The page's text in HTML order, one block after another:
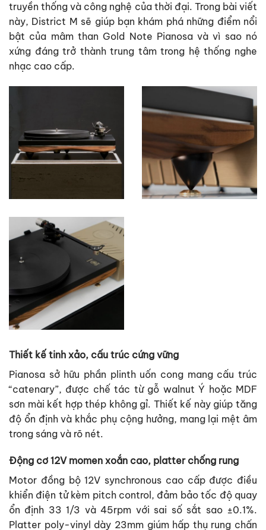
truyền thống và công nghệ của thời đại. Trong bài viết
này, District M sẽ giúp bạn khám phá những điểm nổi
bật của mâm than Gold Note Pianosa và vì sao nó
xứng đáng trở thành trung tâm trong hệ thống nghe
nhạc cao cấp.
Thiết kế tinh xảo, cấu trúc cứng vững
Pianosa sở hữu phần plinth uốn cong mang cấu trúc
“catenary”, được chế tác từ gỗ walnut Ý hoặc MDF
sơn mài kết hợp thép không gỉ. Thiết kế này giúp tăng
độ ổn định và khắc phụ cộng hưởng, mang lại mệt âm
trong sáng và rõ nét.
Động cơ 12V momen xoắn cao, platter chống rung
Motor đồng bộ 12V synchronous cao cấp được điều
khiển điện tử kèm pitch control, đảm bảo tốc độ quay
ổn định 33 1/3 và 45rpm với sai số sắt sao ±0.1%.
Platter poly-vinyl dày 23mm giúm hấp thụ rung chấn